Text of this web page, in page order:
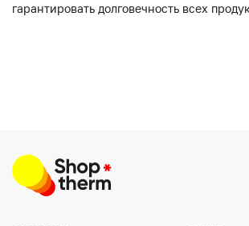
гарантировать долговечность всех